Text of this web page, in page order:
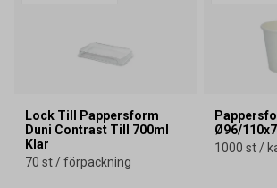
Lock Till Pappersform
Duni Contrast Till 700ml
Klar
70 st / förpackning
Ø96/
1000 st /